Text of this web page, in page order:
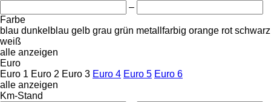
–
Farbe
blau dunkelblau gelb grau grün metallfarbig orange rot schwarz
weiß
alle anzeigen
Euro
Euro 1 Euro 2 Euro 3 Euro 4 Euro 5 Euro 6
alle anzeigen
Km-Stand